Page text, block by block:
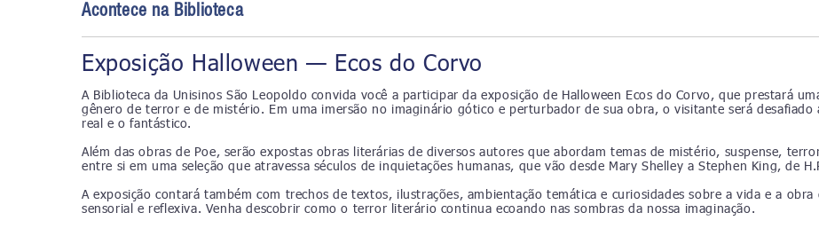
Acontece na Biblioteca
Exposição Halloween — Ecos do Corvo
A Biblioteca da Unisinos São Leopoldo convida você a participar da exposição de Halloween Ecos do Corvo, que prestará
gênero de terror e de mistério. Em uma imersão no imaginário gótico e perturbador de sua obra, o visitante será
real e o fantástico.
Além das obras de Poe, serão expostas obras literárias de diversos autores que abordam temas de mistério, suspense,
entre si em uma seleção que atravessa séculos de inquietações humanas, que vão desde Mary Shelley a Stephen King, de
A exposição contará também com trechos de textos, ilustrações, ambientação temática e curiosidades sobre a vida e a
sensorial e reflexiva. Venha descobrir como o terror literário continua ecoando nas sombras da nossa imaginação.